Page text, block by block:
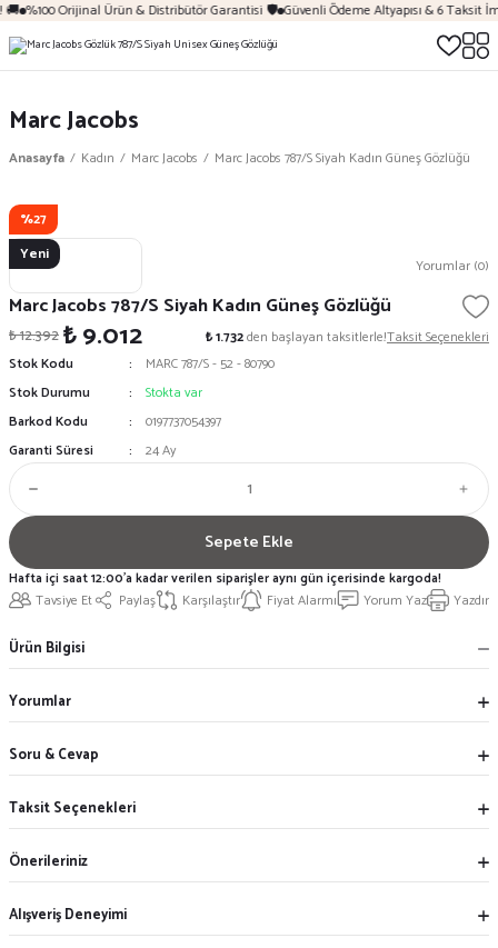
🚚 %100 Orijinal Ürün & Distribütör Garantisi 🛡️ Güvenli Ödeme Altyapısı & 6 Taksit
Marc Jacobs
Anasayfa Kadın Marc Jacobs Marc Jacobs 787/S Siyah Kadın Güneş Gözlüğü
%27
Yeni
Yorumlar (0)
Marc Jacobs 787/S Siyah Kadın Güneş Gözlüğü
₺ 12.392₺ 9.012 ₺ 1.732den başlayan taksitlerle!Taksit Seçenekleri
Stok Kodu
MARC 787/S - 52 - 80790
Stok Durumu
Stokta var
Barkod Kodu
0197737054397
Garanti Süresi
24 Ay
Sepete Ekle
Tavsiye Et Paylaş Karşılaştır Fiyat Alarmı Yorum Yaz Yazdır
Hafta içi saat 12:00'a kadar verilen siparişler aynı gün içerisinde kargoda!
Ürün Bilgisi
Yorumlar
Soru & Cevap
Taksit Seçenekleri
Önerileriniz
Alışveriş Deneyimi